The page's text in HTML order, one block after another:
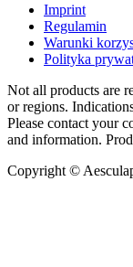
Imprint
Regulamin
Warunki
Polityka
Not all products are
or regions.
Please contact your
and information.
Copyright ©